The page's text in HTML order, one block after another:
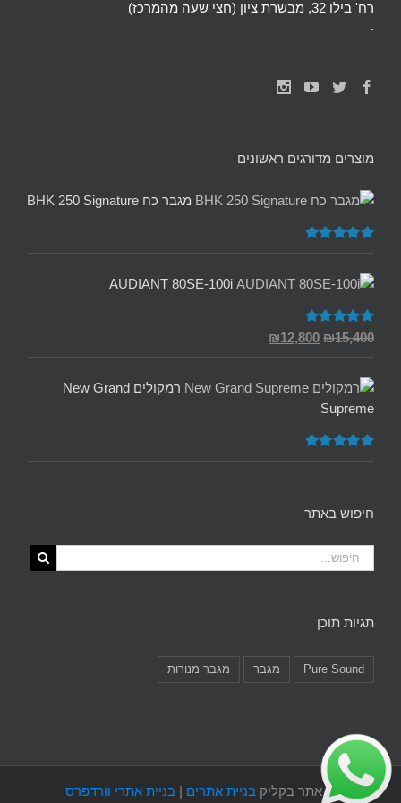
רח' בילו 32, מבשרת ציון (חצי שעה מהמרכז)
.
מוצרים מדורגים ראשונים
מגבר כח BHK 250 Signature
דורג5.00
AUDIANT 80SE-100i
דורג5.00
₪15,400
המחיר
המקורי
₪15,400.
₪12,800
הנוכחי
רמקולים New Grand
Supreme
דורג5.00
חיפוש באתר
תגיות תוכן
Pure Sound מגבר מגבר מנורות
©אתר בקליק בניית אתרים | בניית אתרי וורדפרס